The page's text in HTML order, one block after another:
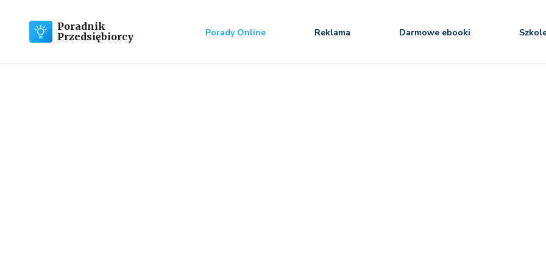
Poradnik
Przedsiębiorcy
Porady Online Reklama Darmowe ebooki